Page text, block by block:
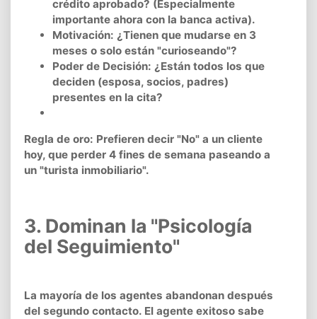
crédito aprobado? (Especialmente
importante ahora con la banca activa).
Motivación: ¿Tienen que mudarse en 3
meses o solo están "curioseando"?
Poder de Decisión: ¿Están todos los que
deciden (esposa, socios, padres)
presentes en la cita?
Regla de oro: Prefieren decir "No" a un cliente
hoy, que perder 4 fines de semana paseando a
un "turista inmobiliario".
3. Dominan la "Psicología
del Seguimiento"
La mayoría de los agentes abandonan después
del segundo contacto. El agente exitoso sabe